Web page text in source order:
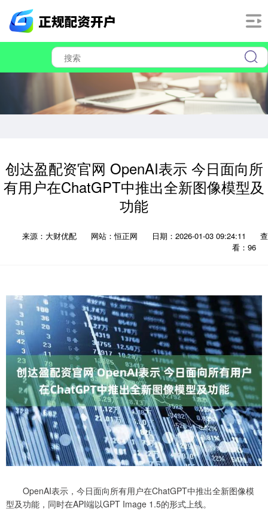
创达盈配资官网 OpenAI表示 今日面向所
有用户在ChatGPT中推出全新图像模型及
功能
来源：大财优配 网站：恒正网 日期：2026-01-03 09:24:11
查
看：96
OpenAI表示，今日面向所有用户在ChatGPT中推出全新图像模
型及功能，同时在API端以GPT Image 1.5的形式上线。